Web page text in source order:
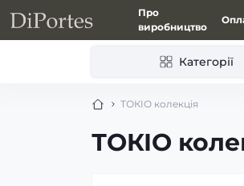
Про
виробництво
Категорії
ТОКІО колекція
ТОКІО